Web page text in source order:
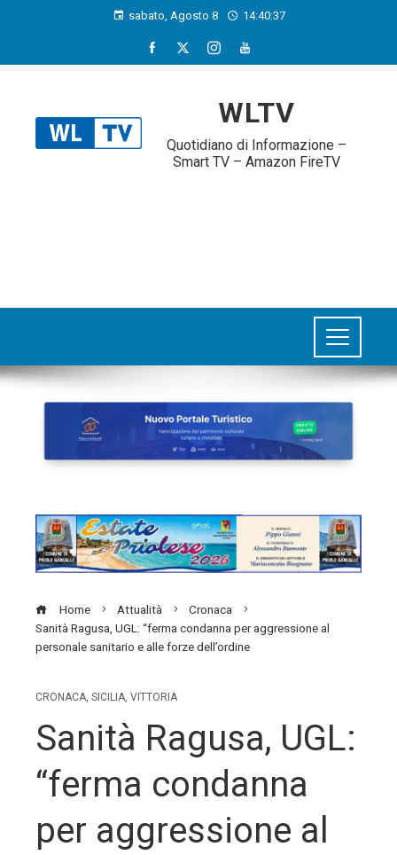
sabato, Agosto 8 14:40:38
WLTV
Quotidiano di Informazione –
Smart TV – Amazon FireTV
Home Attualità
Cronaca
Sanità Ragusa, UGL: “ferma condanna per aggressione al
personale sanitario e alle forze dell’ordine
CRONACA, SICILIA, VITTORIA
Sanità Ragusa, UGL:
“ferma condanna
per aggressione al